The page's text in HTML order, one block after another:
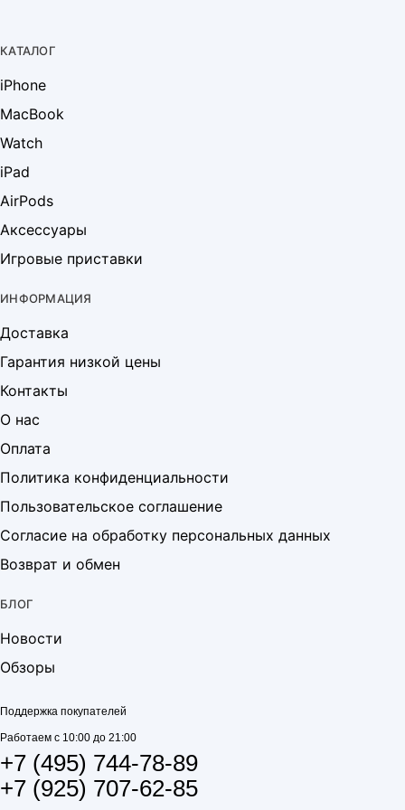
КАТАЛОГ
iPhone
MacBook
Watch
iPad
AirPods
Аксессуары
Игровые приставки
ИНФОРМАЦИЯ
Доставка
Гарантия низкой цены
Контакты
О нас
Оплата
Политика конфиденциальности
Пользовательское соглашение
Согласие на обработку персональных данных
Возврат и обмен
БЛОГ
Новости
Обзоры
Поддержка покупателей
Работаем с 10:00 до 21:00
+7 (495) 744-78-89
+7 (925) 707-62-85